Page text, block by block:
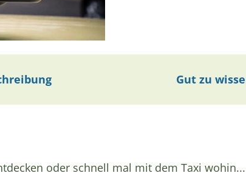
Gut zu
oder schnell mal mit dem Taxi